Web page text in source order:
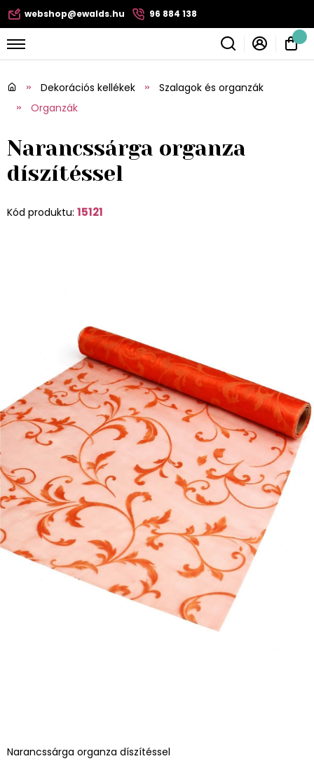
webshop@ewalds.hu 96 884 138
Dekorációs kellékek
Szalagok és organzák
Organzák
Narancssárga organza
díszítéssel
Kód produktu: 15121
Narancssárga organza díszítéssel